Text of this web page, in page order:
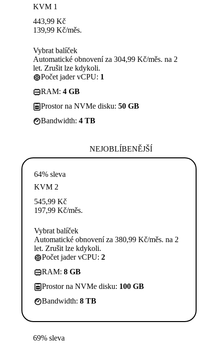
KVM 1
443,99 Kč
139,99 Kč/měs.
Vybrat balíček
Automatické obnovení za 304,99 Kč/měs. na 2
let. Zrušit lze kdykoli.
Počet jader vCPU: 1
RAM: 4 GB
Prostor na NVMe disku: 50 GB
Bandwidth: 4 TB
NEJOBLÍBENĚJŠÍ
64% sleva
KVM 2
545,99 Kč
197,99 Kč/měs.
Vybrat balíček
Automatické obnovení za 380,99 Kč/měs. na 2
let. Zrušit lze kdykoli.
Počet jader vCPU: 2
RAM: 8 GB
Prostor na NVMe disku: 100 GB
Bandwidth: 8 TB
69% sleva